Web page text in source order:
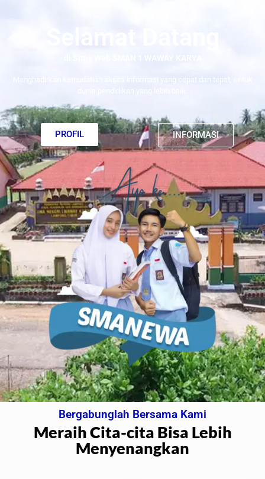
Selamat Datang
Menghadirkan kemudahan akses informasi yang cepat dan tepat, untuk
PROFIL INFORMASI
Bergabunglah Bersama Kami
Meraih Cita-cita Bisa Lebih
Menyenangkan